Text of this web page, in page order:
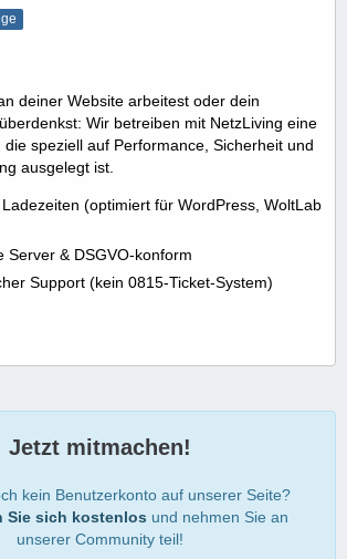
deiner Website arbeitest oder dein
Wir betreiben mit NetzLiving eine
die speziell auf Performance, Sicherheit und
ausgelegt ist.
(optimiert für WordPress, WoltLab
& DSGVO-konform
Support (kein 0815-Ticket-System)
Jetzt mitmachen!
kein Benutzerkonto auf unserer Seite?
Sie sich kostenlos und nehmen Sie an
unserer Community teil!